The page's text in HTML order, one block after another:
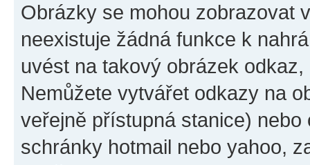
Obrázky se mohou zobrazovat
neexistuje žádná funkce k
uvést na takový obrázek
Nemůžete vytvářet odkazy na
veřejně přístupná stanice)
schránky hotmail nebo yahoo,